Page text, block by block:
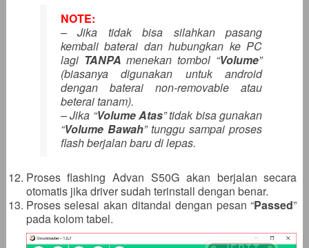
NOTE:
– Jika tidak bisa silahkan pasang
kembali baterai dan hubungkan ke PC
lagi TANPA menekan tombol “Volume”
(biasanya digunakan untuk android
dengan baterai non-removable atau
beterai tanam).
– Jika “Volume Atas” tidak bisa gunakan
“Volume Bawah” tunggu sampai proses
flash berjalan baru di lepas.
Proses flashing Advan S50G akan berjalan secara
otomatis jika driver sudah terinstall dengan benar.
Proses selesai akan ditandai dengan pesan “Passed”
pada kolom tabel.